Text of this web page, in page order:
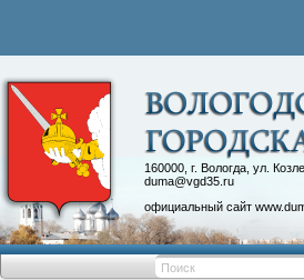
160000, г. Вологда, ул.
duma@vgd35.ru
официальный сайт
Контакты
Депутатские